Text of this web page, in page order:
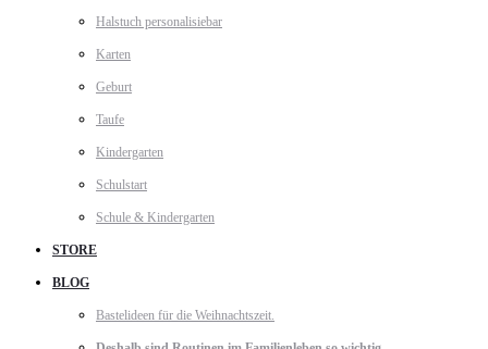
Halstuch personalisiebar
Karten
Geburt
Taufe
Kindergarten
Schulstart
Schule & Kindergarten
STORE
BLOG
Bastelideen für die Weihnachtszeit.